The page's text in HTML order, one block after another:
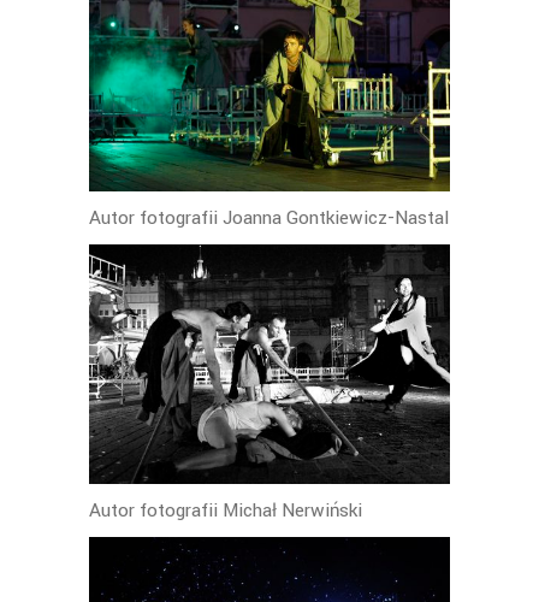
Autor fotografii Joanna Gontkiewicz-Nastal
Autor fotografii Michał Nerwiński